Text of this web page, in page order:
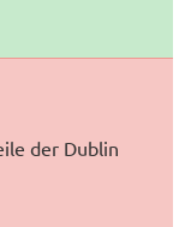
der Dublin